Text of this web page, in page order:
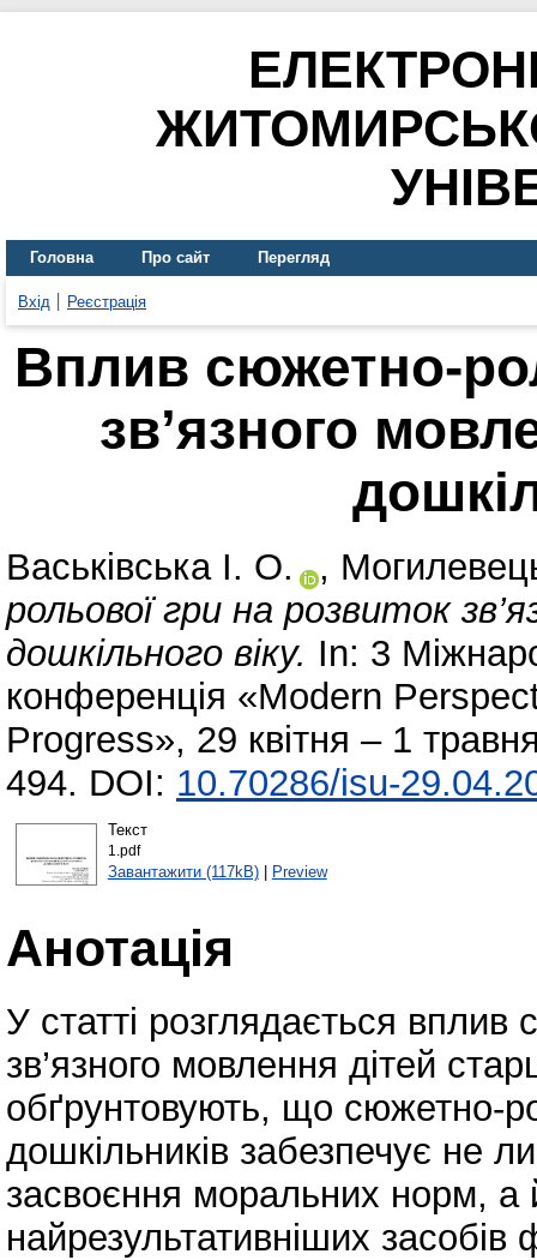
Головна Про сайт Перегляд
Вхід Реєстрація
Вплив сюжетно-
зв’язного
Васьківська І. О. ,
рольової гри на розвиток
дошкільного віку. In: 3
конференція «Modern
Progress», 29 квітня – 1
494. DOI: 10.70286/isu-
Текст
1.pdf
Завантажити (117kB)| Preview
Анотація
У статті розглядається
зв’язного мовлення дітей
обґрунтовують, що сюжетно-
дошкільників забезпечує не
засвоєння моральних норм, а
найрезультативніших